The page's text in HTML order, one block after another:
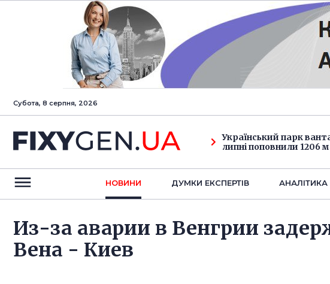
Субота, 8 серпня, 2026
Український парк
липні поповнили 1206
НОВИНИ ДУМКИ ЕКСПЕРТIВ АНАЛIТИКА
Из-за аварии в Венгрии
Вена - Киев